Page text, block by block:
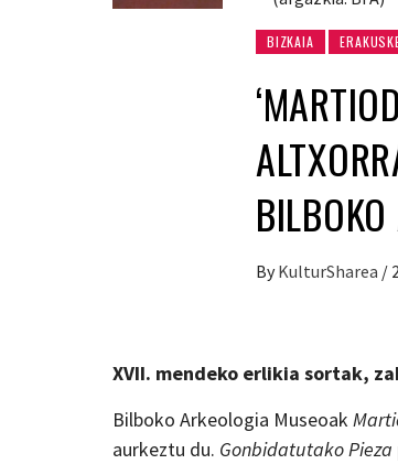
BIZKAIA
By KulturSharea /
XVII. mendeko erlikia sortak,
Bilboko Arkeologia Museoak
aurkeztu du. Gonbidatutako Pieza